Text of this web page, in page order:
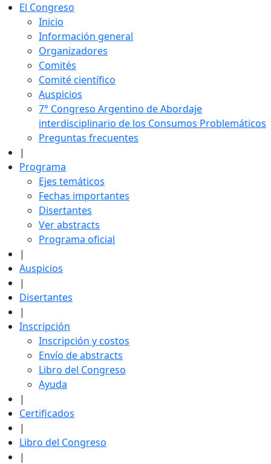
El Congreso
Inicio
Información general
Organizadores
Comités
Comité científico
Auspicios
7° Congreso Argentino de Abordaje
interdisciplinario de los Consumos Problemáticos
Preguntas frecuentes
|
Programa
Ejes temáticos
Fechas importantes
Disertantes
Ver abstracts
Programa oficial
|
Auspicios
|
Disertantes
|
Inscripción
Inscripción y costos
Envío de abstracts
Libro del Congreso
Ayuda
|
Certificados
|
Libro del Congreso
|